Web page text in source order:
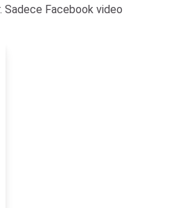
Sadece Facebook video